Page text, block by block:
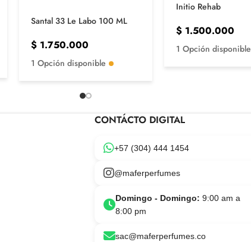
Santal 33 Le Labo 100 ML
$1.750.000
1 Opción disponible
Initio Rehab
$ 1.500.000
1 Opción disponible
CONTÁCTO DIGITAL
+57 (304) 444 1454
@maferperfumes
Domingo - Domingo: 9:00 am a
8:00 pm
sac@maferperfumes.co